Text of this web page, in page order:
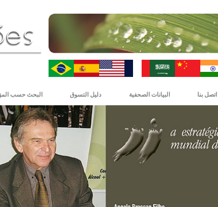
اتصل بنا البيانات الصحفية دليل التسوق البحث حسب